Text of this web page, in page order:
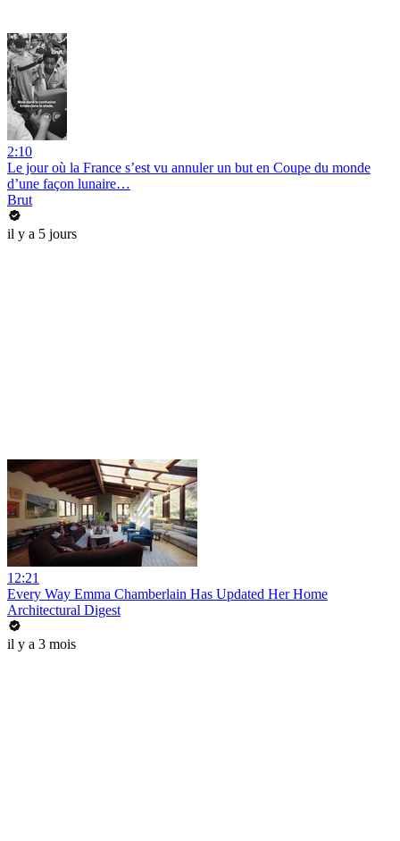
2:10
Le jour où la France s’est vu annuler un but en Coupe du monde
d’une façon lunaire…
Brut
il y a 5 jours
12:21
Every Way Emma Chamberlain Has Updated Her Home
Architectural Digest
il y a 3 mois